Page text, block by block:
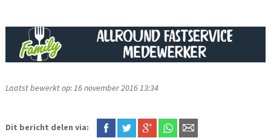
Laatst bewerkt op: 16 november 2016 13:34
Dit bericht delen via: